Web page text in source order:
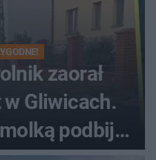
zaorał
Gliwicach.
podbija